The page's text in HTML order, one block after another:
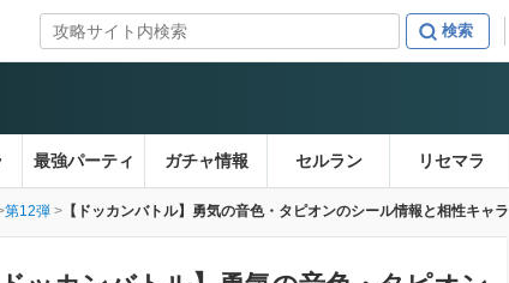
最強パーティ ガチャ情報 セルラン リセマラ
第12弾 【ドッカンバトル】勇気の音色・タピオンのシール情報と相性キャラ